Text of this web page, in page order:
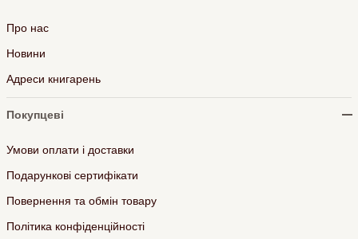
Про нас
Новини
Адреси книгарень
Покупцеві
Умови оплати і доставки
Подарункові сертифікати
Повернення та обмін товару
Політика конфіденційності